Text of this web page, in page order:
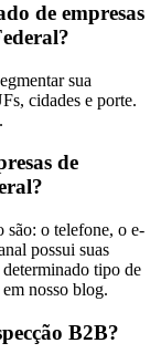
de empresas
sua
cidades e porte.
.
de
são: o telefone, o e-
possui suas
tipo de
em nosso blog.
B2B?